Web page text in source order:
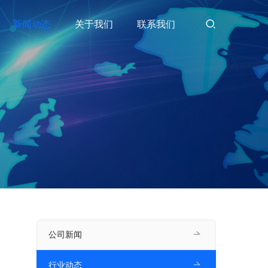
新闻动态 关于我们 联系我们
公司新闻
行业动态